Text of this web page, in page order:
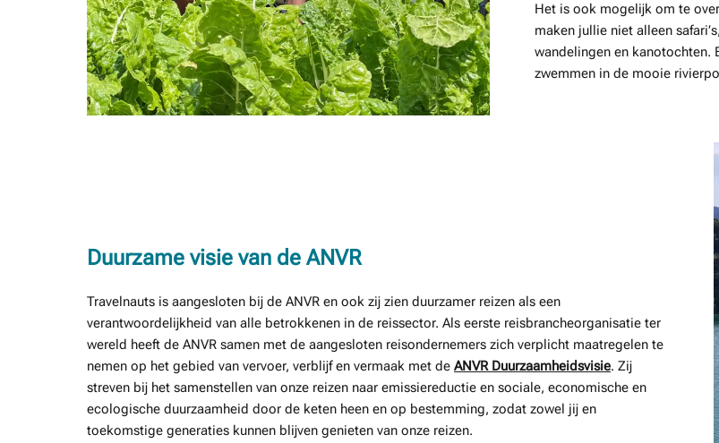
Het is ook mogelijk om te
maken jullie niet alleen
wandelingen en kanotochten.
zwemmen in de mooie
Duurzame visie van de ANVR
Travelnauts is aangesloten bij de ANVR en ook zij zien duurzamer reizen als een
verantwoordelijkheid van alle betrokkenen in de reissector. Als eerste reisbrancheorganisatie ter
wereld heeft de ANVR samen met de aangesloten reisondernemers zich verplicht maatregelen te
nemen op het gebied van vervoer, verblijf en vermaak met de ANVR Duurzaamheidsvisie. Zij
streven bij het samenstellen van onze reizen naar emissiereductie en sociale, economische en
ecologische duurzaamheid door de keten heen en op bestemming, zodat zowel jij en
toekomstige generaties kunnen blijven genieten van onze reizen.